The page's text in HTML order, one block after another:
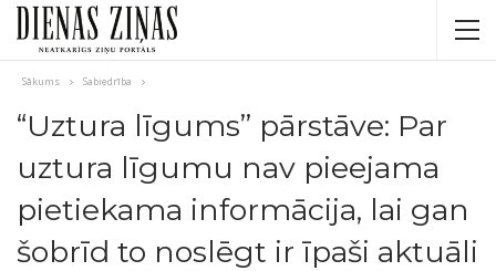
Sākums Sabiedrība
“Uztura līgums” pārstāve: Par
uztura līgumu nav pieejama
pietiekama informācija, lai gan
šobrīd to noslēgt ir īpaši aktuāli